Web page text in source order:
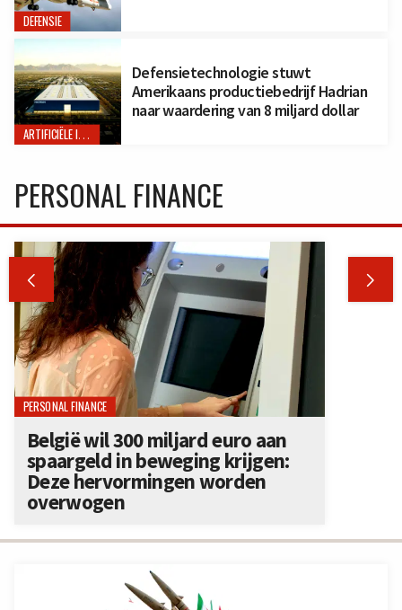
DEFENSIE
ARTIFICIËLE INTELLIGENTIE
Defensietechnologie stuwt
Amerikaans productiebedrijf Hadrian
naar waardering van 8 miljard dollar
PERSONAL FINANCE
 
PERSONAL FINANCE
België wil 300 miljard euro aan
spaargeld in beweging krijgen:
Deze hervormingen worden
overwogen